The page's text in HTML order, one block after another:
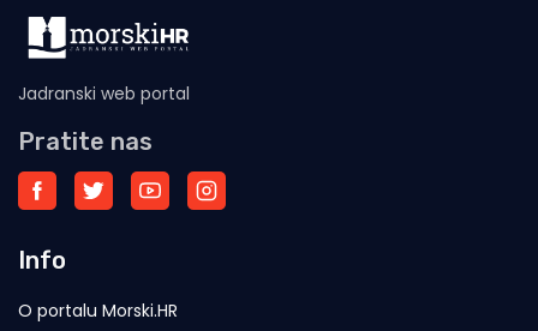
Jadranski web portal
Pratite nas
Info
O portalu Morski.HR